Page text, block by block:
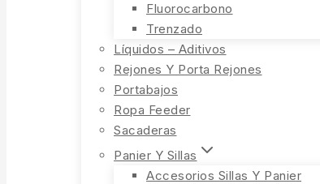
Fluorocarbono
Trenzado
Líquidos – Aditivos
Rejones Y Porta Rejones
Portabajos
Ropa Feeder
Sacaderas
Panier Y Sillas
Accesorios Sillas Y Panier